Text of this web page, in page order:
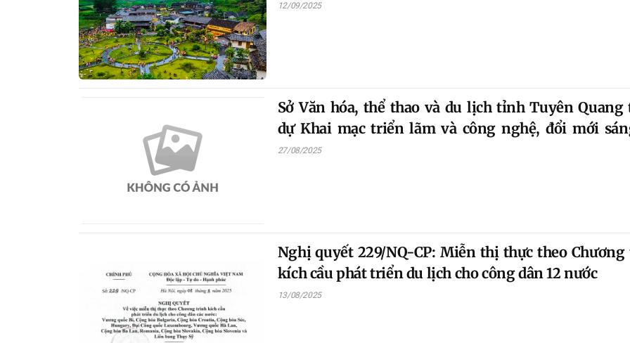
12/09/2025
Sở Văn hóa, thể thao và du lịch tỉnh Tuyên Quang
dự Khai mạc triển lãm và công nghệ, đổi mới
ngành du lịch- dịch vụ năm 2025 tại TP. Đà Nẵng
27/08/2025
Nghị quyết 229/NQ-CP: Miễn thị thực theo
kích cầu phát triển du lịch cho công dân 12 nước
13/08/2025